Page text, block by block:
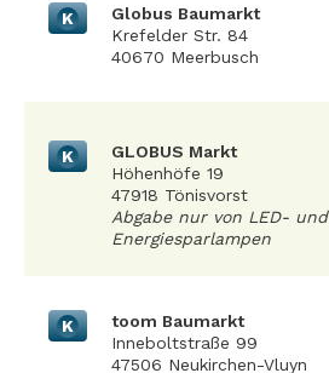
K
Globus Baumarkt
Krefelder Str. 84
40670 Meerbusch
K
GLOBUS Markt
Höhenhöfe 19
47918 Tönisvorst
Abgabe nur von LED- und
Energiesparlampen
K
toom Baumarkt
Inneboltstraße 99
47506 Neukirchen-Vluyn